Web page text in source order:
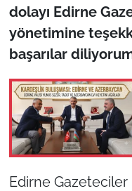
dolayı Edirne
yönetimine
başarılar
Edirne Gazeteciler
English News
Canlı Maç
Finans
Genel-A
Gündem-Eğitim